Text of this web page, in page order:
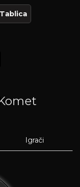
Tablica
Igrači